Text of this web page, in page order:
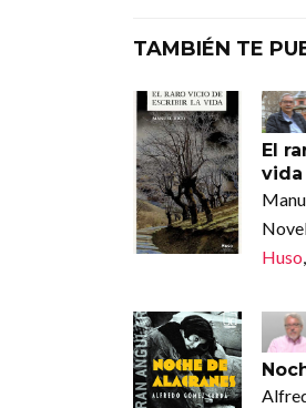
TAMBIÉN TE
El
vida
Huso